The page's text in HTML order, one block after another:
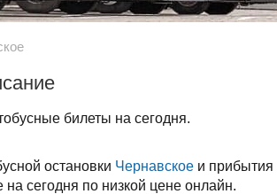
билеты на сегодня.
остановки Чернавское и прибытия
сегодня по низкой цене онлайн.